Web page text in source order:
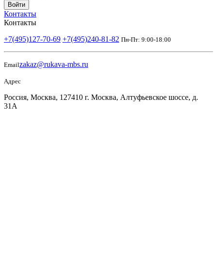
Войти
Контакты
Контакты
+7(495)127-70-69 +7(495)240-81-82 Пн-Пт: 9:00-18:00
Emailzakaz@rukava-mbs.ru
Адрес
Россия, Москва, 127410 г. Москва, Алтуфьевское шоссе, д.
31А